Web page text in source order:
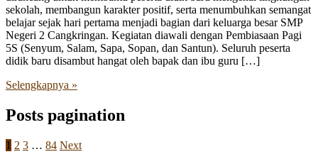
sekolah, membangun karakter positif, serta menumbuhkan semangat
belajar sejak hari pertama menjadi bagian dari keluarga besar SMP
Negeri 2 Cangkringan. Kegiatan diawali dengan Pembiasaan Pagi
5S (Senyum, Salam, Sapa, Sopan, dan Santun). Seluruh peserta
didik baru disambut hangat oleh bapak dan ibu guru […]
Selengkapnya »
Posts pagination
1 2 3 … 84 Next